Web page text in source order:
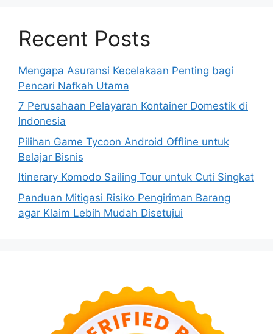
Recent Posts
Mengapa Asuransi Kecelakaan Penting bagi
Pencari Nafkah Utama
7 Perusahaan Pelayaran Kontainer Domestik di
Indonesia
Pilihan Game Tycoon Android Offline untuk
Belajar Bisnis
Itinerary Komodo Sailing Tour untuk Cuti Singkat
Panduan Mitigasi Risiko Pengiriman Barang
agar Klaim Lebih Mudah Disetujui